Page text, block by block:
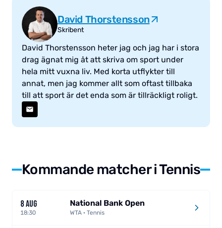
David Thorstensson
Skribent
David Thorstensson heter jag och jag har i stora
drag ägnat mig åt att skriva om sport under
hela mitt vuxna liv. Med korta utflykter till
annat, men jag kommer allt som oftast tillbaka
till att sport är det enda som är tillräckligt roligt.
Kommande matcher i Tennis
8 AUG
18:30
National Bank Open
WTA · Tennis